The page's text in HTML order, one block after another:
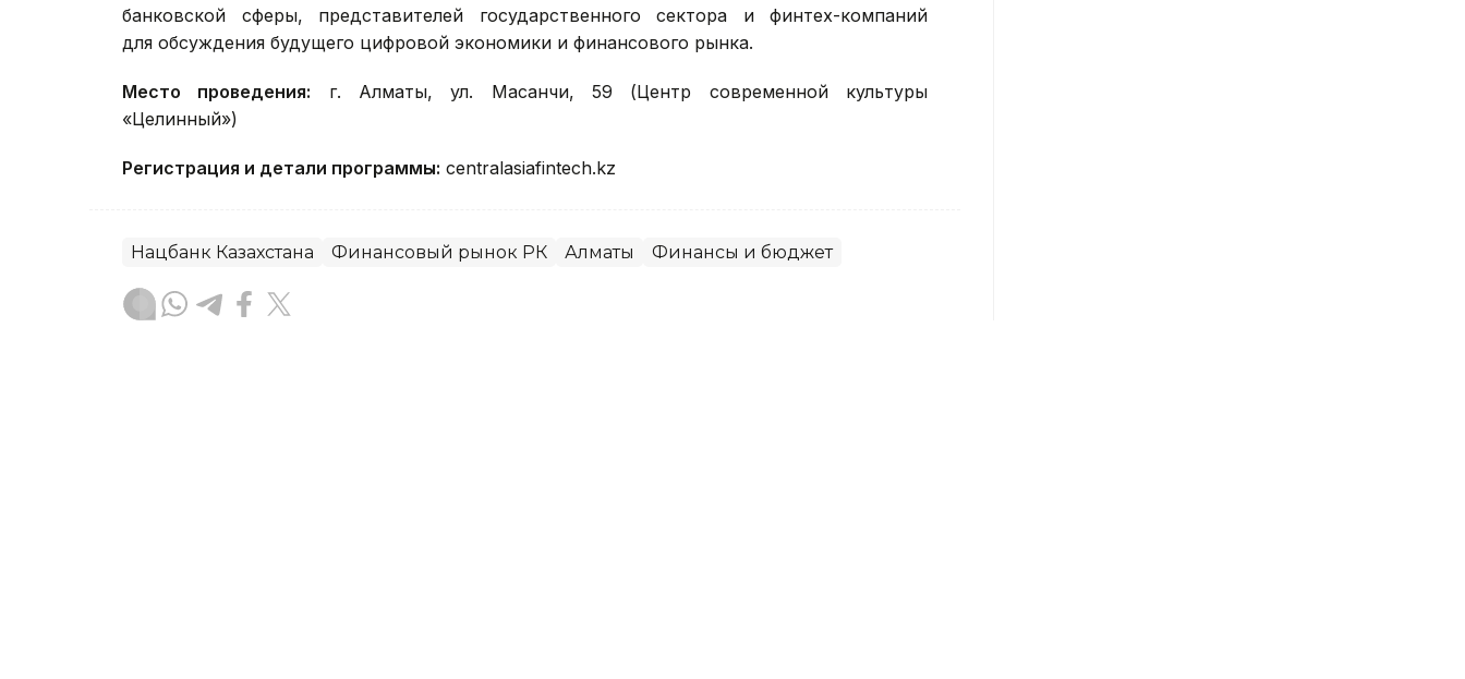
банковской сферы, представителей государственного сектора и финтех-компаний
для обсуждения будущего цифровой экономики и финансового рынка.
Место проведения: г. Алматы, ул. Масанчи, 59 (Центр современной культуры
«Целинный»)
Регистрация и детали программы: centralasiafintech.kz
Нацбанк Казахстана Финансовый рынок РК Алматы Финансы и бюджет